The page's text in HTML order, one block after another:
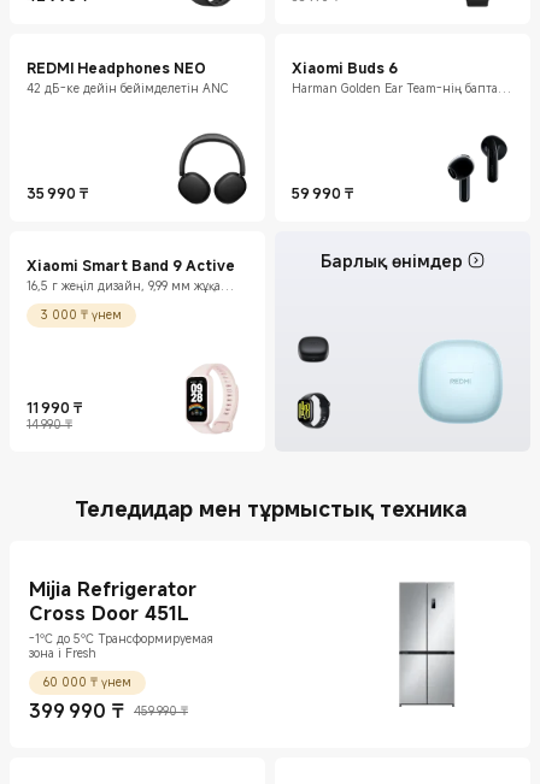
REDMI Headphones NEO
42 дБ-ке дейін бейімделетін ANC
35 990 ₸
Current Price ₸35990
Xiaomi Buds 6
Harman Golden Ear Team-нің баптауы
59 990 ₸
Current Price ₸59990
Xiaomi Smart Band 9 Active
16,5 г жеңіл дизайн, 9,99 мм жұқа
корпус
3 000 ₸ үнем
11 990 ₸
Current Price ₸11990
14 990 ₸
Нарықтағы баға 14 990 ₸
Барлық өнімдер
Теледидар мен тұрмыстық техника
Mijia Refrigerator
Cross Door 451L
-1℃ до 5℃ Трансформируемая
зона i Fresh
60 000 ₸ үнем
399 990 ₸
Current Price ₸399990459 990 ₸
Нарықтағы баға 459 990 ₸